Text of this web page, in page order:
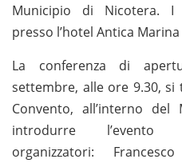
Municipio di Nicotera. I
presso l’hotel Antica
La conferenza di
settembre, alle ore 9.30, si
Convento, all’interno
introdurre
organizzatori: